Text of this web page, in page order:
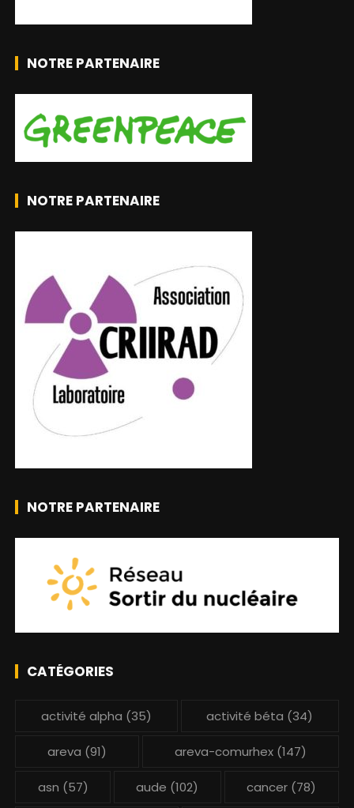
NOTRE PARTENAIRE
NOTRE PARTENAIRE
NOTRE PARTENAIRE
CATÉGORIES
activité alpha (35) activité béta (34)
areva (91) areva-comurhex(147)
asn (57) aude (102) cancer (78)